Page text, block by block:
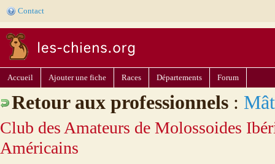
Contact
Accueil Ajouter une fiche Races Départements Forum
Retour aux professionnels :
Club des Amateurs de Molossoides
Américains